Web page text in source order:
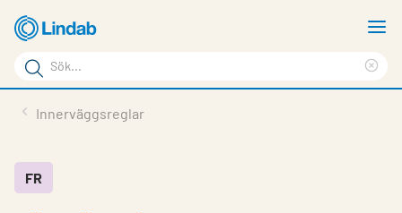
Hoppa
till
huvudinnehållet
Sökord
Sök
på
Service & Support
Innerväggsreglar
FR